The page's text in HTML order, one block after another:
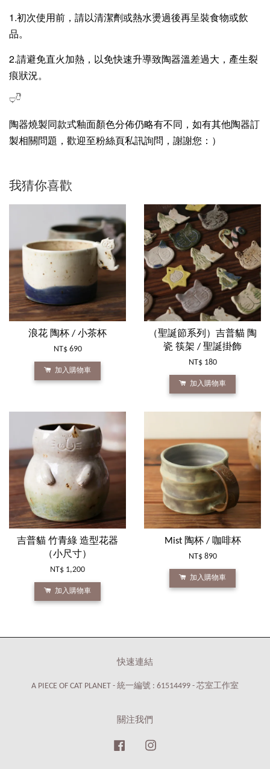
1.初次使用前，請以清潔劑或熱水燙過後再呈裝食物或飲
品。
2.請避免直火加熱，以免快速升導致陶器溫差過大，產生裂
痕狀況。
𓂑𓎹
陶器燒製同款式釉面顏色分佈仍略有不同，如有其他陶器訂
製相關問題，歡迎至粉絲頁私訊詢問，謝謝您：）
我猜你喜歡
浪花 陶杯 / 小茶杯
NT$ 690
加入購物車
（聖誕節系列）吉普貓 陶
瓷 筷架 / 聖誕掛飾
NT$ 180
加入購物車
吉普貓 竹青綠 造型花器
（小尺寸）
NT$ 1,200
加入購物車
Mist 陶杯 / 咖啡杯
NT$ 890
加入購物車
快速連結
A PIECE OF CAT PLANET - 統一編號 : 61514499 - 芯室工作室
關注我們
Facebook